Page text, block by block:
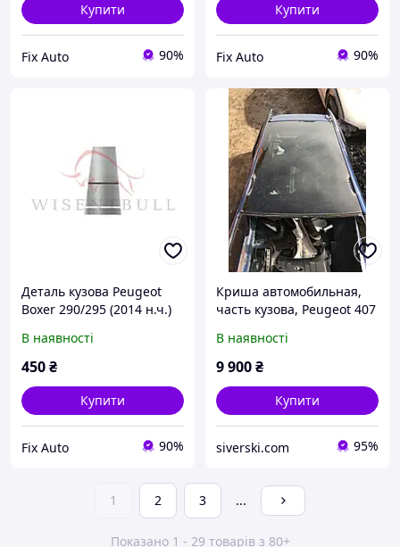
Купити
Fix Auto 90%
Купити
Fix Auto 90%
Деталь кузова Peugeot
Boxer 290/295 (2014 н.ч.)
В наявності
450₴
Купити
Fix Auto 90%
Криша автомобильная,
часть кузова, Peugeot 407
В наявності
9 900₴
Купити
siverski.com 95%
1 2 3 ...
Показано 1 - 29 товарів з 80+